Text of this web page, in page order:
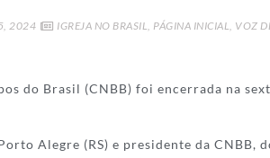
2024 IGREJA NO BRASIL, PÁGINA INICIAL, VOZ
do Brasil (CNBB) foi encerrada na
Alegre (RS) e presidente da CNBB,